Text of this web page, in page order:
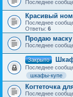
Последнее
Красивый
Последнее
Ответы: 6
Продаю
Последнее
Закрыто
Последнее
шкафы-купе
Когтеточка
Последнее